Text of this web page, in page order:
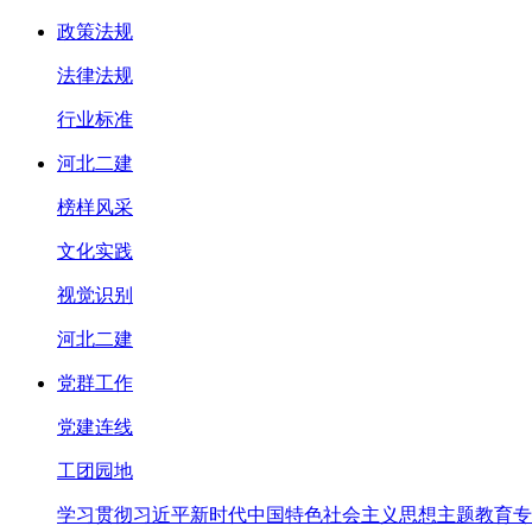
政策法规
法律法规
行业标准
河北二建
榜样风采
文化实践
视觉识别
河北二建
党群工作
党建连线
工团园地
学习贯彻习近平新时代中国特色社会主义思想主题教育